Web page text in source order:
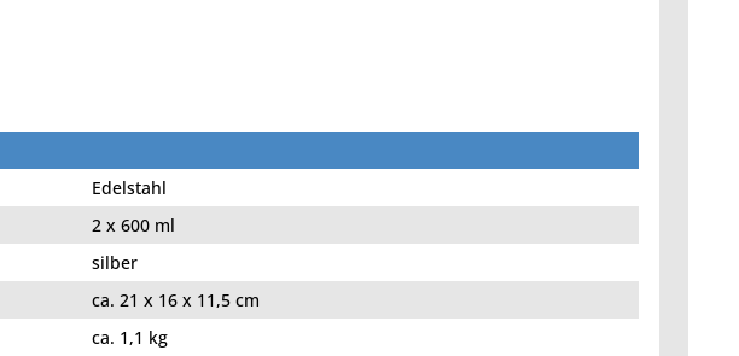
Edelstahl
2 x 600 ml
silber
ca. 21 x 16 x 11,5 cm
ca. 1,1 kg